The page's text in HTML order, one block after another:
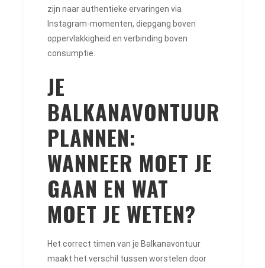
zijn naar authentieke ervaringen via
Instagram-momenten, diepgang boven
oppervlakkigheid en verbinding boven
consumptie.
JE
BALKANAVONTUUR
PLANNEN:
WANNEER MOET JE
GAAN EN WAT
MOET JE WETEN?
Het correct timen van je Balkanavontuur
maakt het verschil tussen worstelen door